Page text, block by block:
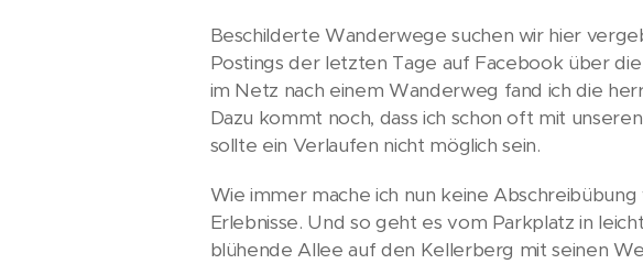
Beschilderte Wanderwege suchen wir hier
Postings der letzten Tage auf Facebook über
im Netz nach einem Wanderweg fand ich die
Dazu kommt noch, dass ich schon oft mit
sollte ein Verlaufen nicht möglich sein.
Wie immer mache ich nun keine
Erlebnisse. Und so geht es vom Parkplatz in
blühende Allee auf den Kellerberg mit seinen